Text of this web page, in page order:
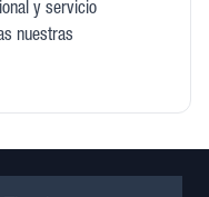
y servicio
nuestras